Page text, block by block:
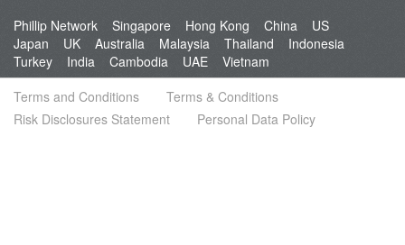
Phillip Network Singapore Hong Kong China
US
Japan
UK Australia Malaysia Thailand
Indonesia
Turkey
India Cambodia UAE
Vietnam
Terms and Conditions
Terms & Conditions
Risk Disclosures Statement
Personal Data Policy